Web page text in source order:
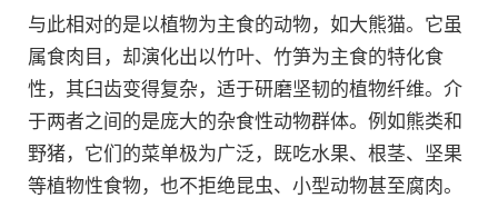
与此相对的是以植物为主食的动物，如大熊猫。它虽
属食肉目，却演化出以竹叶、竹笋为主食的特化食
性，其臼齿变得复杂，适于研磨坚韧的植物纤维。介
于两者之间的是庞大的杂食性动物群体。例如熊类和
野猪，它们的菜单极为广泛，既吃水果、根茎、坚果
等植物性食物，也不拒绝昆虫、小型动物甚至腐肉。